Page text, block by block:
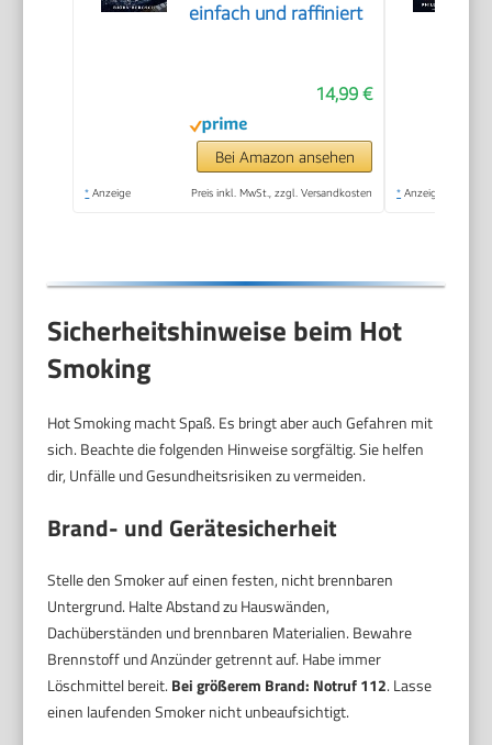
einfach und raffiniert
14,99 €
Bei Amazon ansehen
* Anzeige Preis inkl. MwSt., zzgl. Versandkosten * Anzeige
Sicherheitshinweise beim Hot
Smoking
Hot Smoking macht Spaß. Es bringt aber auch Gefahren mit
sich. Beachte die folgenden Hinweise sorgfältig. Sie helfen
dir, Unfälle und Gesundheitsrisiken zu vermeiden.
Brand- und Gerätesicherheit
Stelle den Smoker auf einen festen, nicht brennbaren
Untergrund. Halte Abstand zu Hauswänden,
Dachüberständen und brennbaren Materialien. Bewahre
Brennstoff und Anzünder getrennt auf. Habe immer
Löschmittel bereit. Bei größerem Brand: Notruf 112. Lasse
einen laufenden Smoker nicht unbeaufsichtigt.